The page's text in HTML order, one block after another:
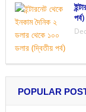
পর্ব)
POPULAR